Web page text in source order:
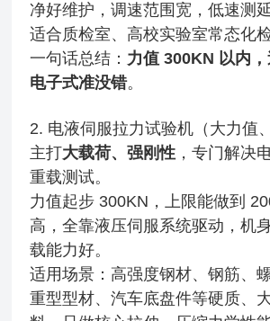
净好维护，调速范围宽，低速测
适合质检室、高校实验室常态化检
一句话总结： 力值 300KN 以内
电子式准没错。
2. 电液伺服拉力试验机（大力值
主打大载荷、强刚性 ，专门解决
重载测试。
力值起步 300KN，上限能做到
高，全靠液压伺服系统驱动，机
载能力好。
适用场景：高强度钢材、钢筋、
重型型材、汽车底盘件等硬质、